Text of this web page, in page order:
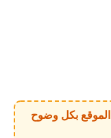
أو الموقع بكل وضوح